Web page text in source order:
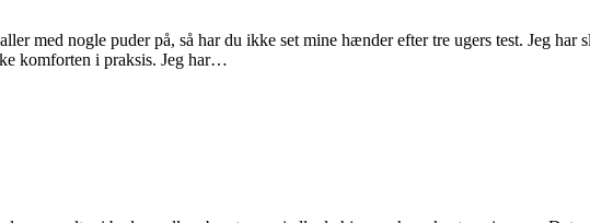
med nogle puder på, så har du ikke set mine hænder efter tre ugers test. Jeg
komforten i praksis. Jeg har…